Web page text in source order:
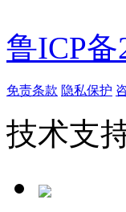
鲁ICP备
免责条款 隐私保护
技术支